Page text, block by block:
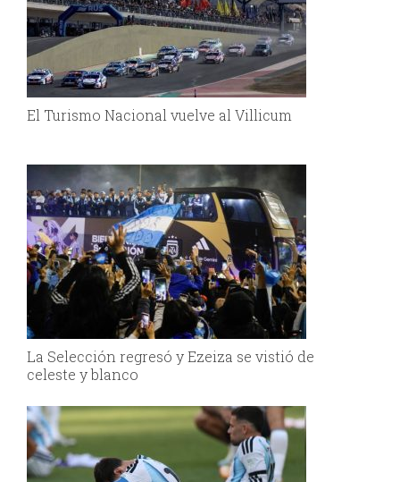
El Turismo Nacional vuelve al Villicum
La Selección regresó y Ezeiza se vistió de
celeste y blanco